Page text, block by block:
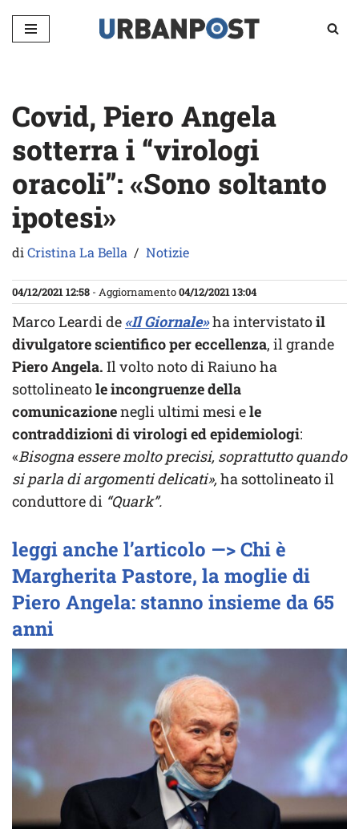
Vai
Covid, Piero Angela
sotterra i “virologi
oracoli”: «Sono soltanto
ipotesi»
diCristina La Bella Notizie
04/12/2021 12:58 - Aggiornamento04/12/2021 13:04
Marco Leardi de «Il Giornale»ha intervistatoil
divulgatore scientifico per eccellenza, il grande
Piero Angela. Il volto noto di Raiuno ha
sottolineatole incongruenze della
comunicazionenegli ultimi mesi ele
contraddizioni di virologi ed epidemiologi:
«Bisogna essere molto precisi, soprattutto quando
si parla di argomenti delicati»,ha sottolineato il
conduttore di “Quark”.
leggi anche l’articolo —> Chi è
Margherita Pastore, la moglie di
Piero Angela: stanno insieme da 65
anni